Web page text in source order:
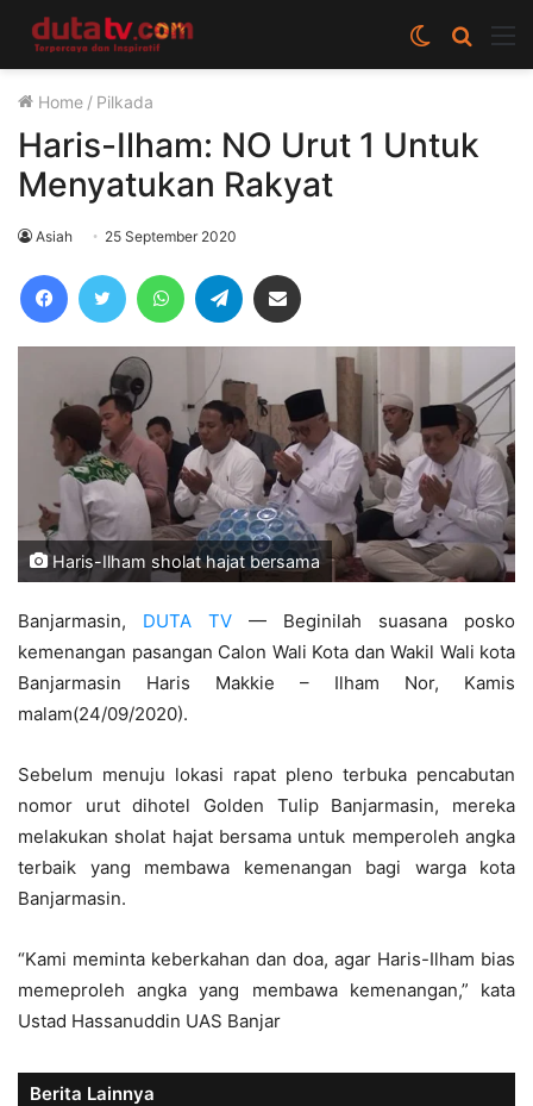
Cari
berita
Switch
skin
Home / Pilkada
Haris-Ilham: NO Urut 1 Untuk
Menyatukan Rakyat
Asiah 25 September 2020
FacebookTwitter WhatsAppTelegram
Haris-Ilham sholat hajat bersama
Banjarmasin, DUTA TV — Beginilah suasana posko
kemenangan pasangan Calon Wali Kota dan Wakil Wali kota
Banjarmasin Haris Makkie – Ilham Nor, Kamis
malam(24/09/2020).
Sebelum menuju lokasi rapat pleno terbuka pencabutan
nomor urut dihotel Golden Tulip Banjarmasin, mereka
melakukan sholat hajat bersama untuk memperoleh angka
terbaik yang membawa kemenangan bagi warga kota
Banjarmasin.
“Kami meminta keberkahan dan doa, agar Haris-Ilham bias
memeproleh angka yang membawa kemenangan,” kata
Ustad Hassanuddin UAS Banjar
Berita Lainnya